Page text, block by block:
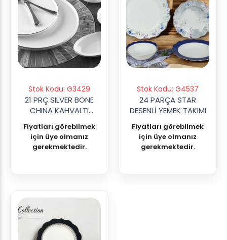
Stok Kodu: G3429
21 PRÇ SILVER BONE
CHINA KAHVALTI
Fiyatları görebilmek
için üye olmanız
gerekmektedir.
Stok Kodu: G4537
24 PARÇA STAR
DESENLİ YEMEK TAKIMI
Fiyatları görebilmek
için üye olmanız
gerekmektedir.